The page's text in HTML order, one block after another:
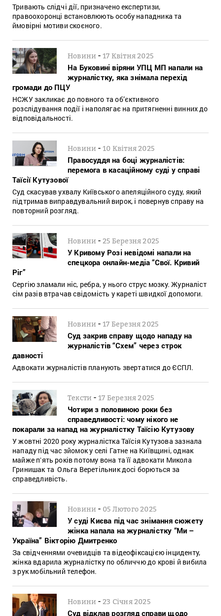
Тривають слідчі дії, призначено експертизи,
правоохоронці встановлюють особу нападника та
ймовірні мотиви скоєного.
Новини -17 Квітня 2025
На Буковині віряни УПЦ МП напали на
журналістку, яка знімала перехід
громади до ПЦУ
НСЖУ закликає до повного та об’єктивного
розслідування події і наполягає на притягненні винних до
відповідальності.
Новини -10 Квітня 2025
Правосуддя на боці журналістів:
перемога в касаційному суді у справі
Таїсії Кутузової
Суд скасував ухвалу Київського апеляційного суду, який
підтримав виправдувальний вирок, і повернув справу на
повторний розгляд.
Новини -25 Березня 2025
У Кривому Розі невідомі напали на
спецкора онлайн-медіа “Свої. Кривий
Ріг”
Сергію зламали ніс, ребра, у нього струс мозку. Журналіст
сім разів втрачав свідомість у кареті швидкої допомоги.
Новини -17 Березня 2025
Суд закрив справу щодо нападу на
журналістів “Схем” через строк
давності
Адвокати журналістів планують звертатися до ЄСПЛ.
Тексти -17 Березня 2025
Чотири з половиною роки без
справедливості: чому нікого не
покарали за напад на журналістку Таїсію Кутузову
У жовтні 2020 року журналістка Таїсія Кутузова зазнала
нападу під час зйомок у селі Гатне на Київщині, однак
майже пʼять років потому вона та її адвокати Микола
Гринишак та Ольга Веретільник досі борються за
справедливість.
Новини - 05 Лютого 2025
У суді Києва під час знімання сюжету
жінка напала на журналістку “Ми –
Україна” Вікторію Дмитренко
За свідченнями очевидців та відеофіксацією інциденту,
жінка вдарила журналістку по обличчю до крові й вибила
з рук мобільний телефон.
Новини -23 Січня 2025
Суд відклав розгляд справи щодо